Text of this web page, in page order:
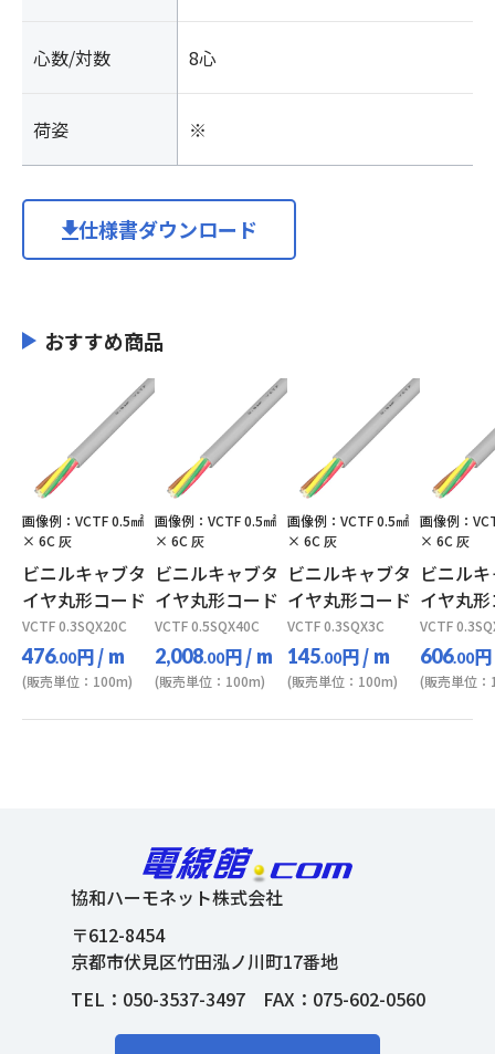
心数/対数 8心
荷姿 ※
仕様書ダウンロード
おすすめ商品
画像例：VCTF 0.5㎟
× 6C 灰
ビニルキャブタ
イヤ丸形コード
VCTF 0.3SQX20C
476.00円/ m
(販売単位：100m)
画像例：VCTF 0.5㎟
× 6C 灰
ビニルキャブタ
イヤ丸形コード
VCTF 0.5SQX40C
2,008.00円/ m
(販売単位：100m)
画像例：VCTF 0.5㎟
× 6C 灰
ビニルキャブタ
イヤ丸形コード
VCTF 0.3SQX3C
145.00円/ m
(販売単位：100m)
画像例：
× 6C 灰
ビニル
イヤ丸
VCTF
606.00円
(販売単位
協和ハーモネット株式会社
〒612-8454
京都市伏見区竹田泓ノ川町17番地
TEL： 050-3537-3497FAX：075-602-0560